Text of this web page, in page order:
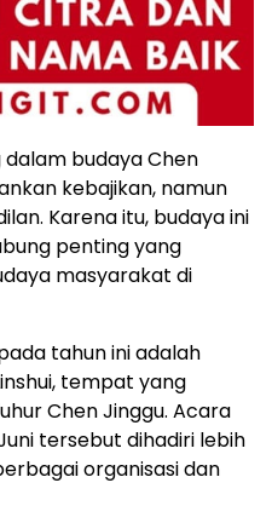
budaya Chen
kebajikan, namun
Karena itu, budaya ini
penting yang
masyarakat di
tahun ini adalah
tempat yang
Chen Jinggu. Acara
tersebut dihadiri lebih
organisasi dan